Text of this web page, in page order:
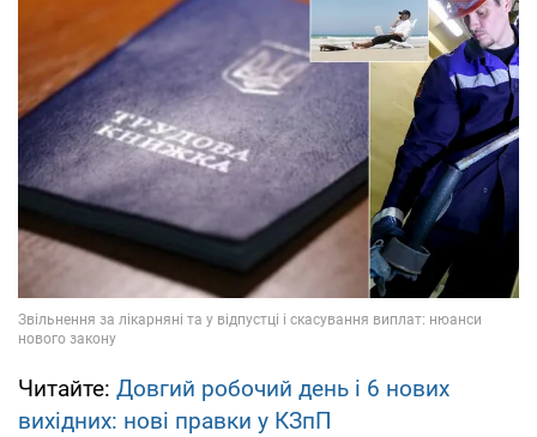
Читайте: Довгий робочий день і 6 нових
вихідних: нові правки у КЗпП